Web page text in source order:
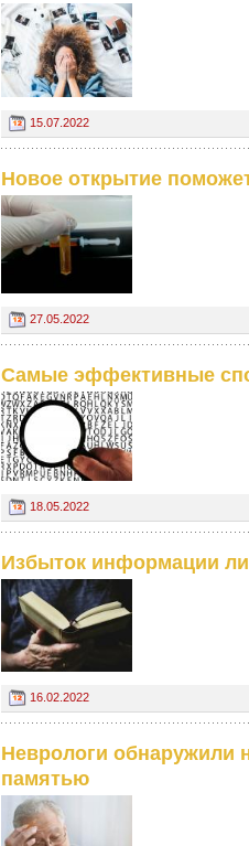
15.07.2022
Новое открытие
27.05.2022
Самые эффективные
18.05.2022
Избыток информации
16.02.2022
Неврологи обнаружили
памятью